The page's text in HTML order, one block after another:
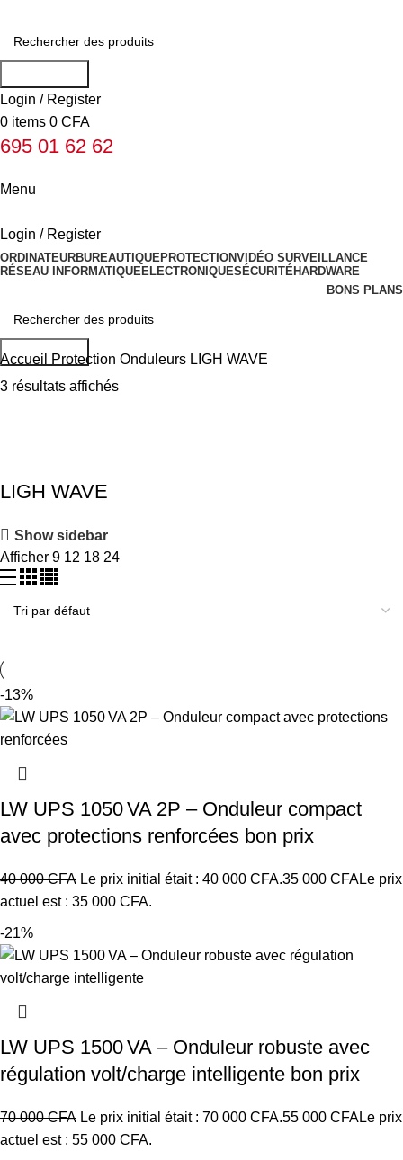
Login / Register
0 items 0 CFA
695 01 62 62
Menu
Login / Register
ORDINATEURBUREAUTIQUEPROTECTIONVIDÉO SURVEILLANCE
RÉSEAU INFORMATIQUEELECTRONIQUESÉCURITÉHARDWARE
BONS PLANS
Rechercher
Accueil Protection Onduleurs LIGH WAVE
3 résultats affichés
LIGH WAVE
Show sidebar
Afficher 9 12 18 24
-13%
LW UPS 1050 VA 2P – Onduleur compact
avec protections renforcées bon prix
40 000CFA Le prix initial était : 40 000 CFA.35 000 CFALe prix
actuel est : 35 000 CFA.
-21%
LW UPS 1500 VA – Onduleur robuste avec
régulation volt/charge intelligente bon prix
70 000CFA Le prix initial était : 70 000 CFA.55 000 CFALe prix
actuel est : 55 000 CFA.